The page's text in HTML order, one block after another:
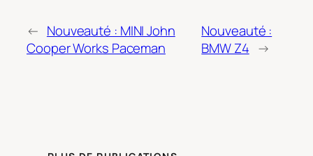
← Nouveauté : MINI John
Cooper Works Paceman
Nouveauté :
BMW Z4 →